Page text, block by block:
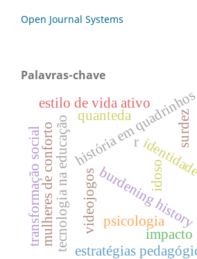
Open Journal Systems
Palavras-chave
idoso
história em quadrinhos
burdening history
estilo de vida ativo
impacto
psicologia
tecnologia na educação estratégias
mulheres de conforto surdez
transformação social videojogos
r
quanteda